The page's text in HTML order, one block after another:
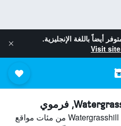
أيضاً باللغة الإنجليزية.
Visit
ابحث عن فنادق بجانب Watergrasshill GAA من مئات مواقع